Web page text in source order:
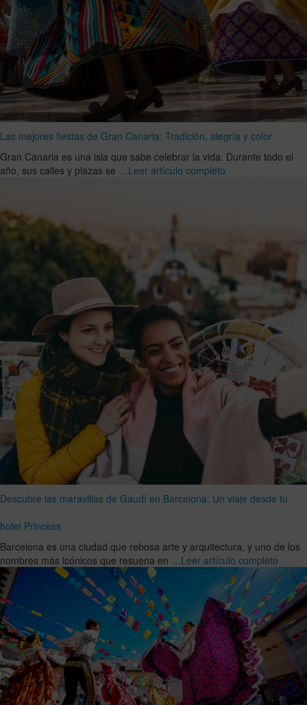
Las mejores fiestas de Gran Canaria: Tradición, alegría y color
Gran Canaria es una isla que sabe celebrar la vida. Durante todo el
año, sus calles y plazas se …Leer artículo completo
Descubre las maravillas de Gaudí en Barcelona: Un viaje desde tu
hotel Princess
Barcelona es una ciudad que rebosa arte y arquitectura, y uno de los
nombres más icónicos que resuena en …Leer artículo completo